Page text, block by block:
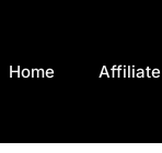
Home Affiliate